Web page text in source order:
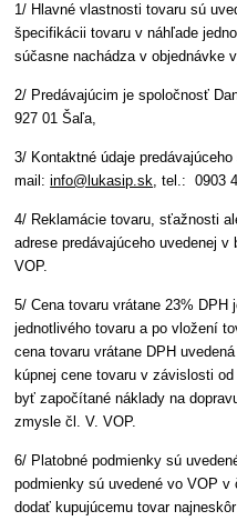
1/ Hlavné vlastnosti tovaru sú
špecifikácii tovaru v náhľade
súčasne nachádza v objednávke
2/ Predávajúcim je spoločnosť
927 01 Šaľa,
3/ Kontaktné údaje
mail:info@lukasip.sk, tel.: 0903
4/ Reklamácie tovaru, sťažnosti
adrese predávajúceho uvedenej
VOP.
5/ Cena tovaru vrátane 23% DPH
jednotlivého tovaru a po vložení
cena tovaru vrátane DPH
kúpnej cene tovaru v závislosti
byť započítané náklady na
zmysle čl. V. VOP.
6/ Platobné podmienky sú
podmienky sú uvedené vo VOP
dodať kupujúcemu tovar